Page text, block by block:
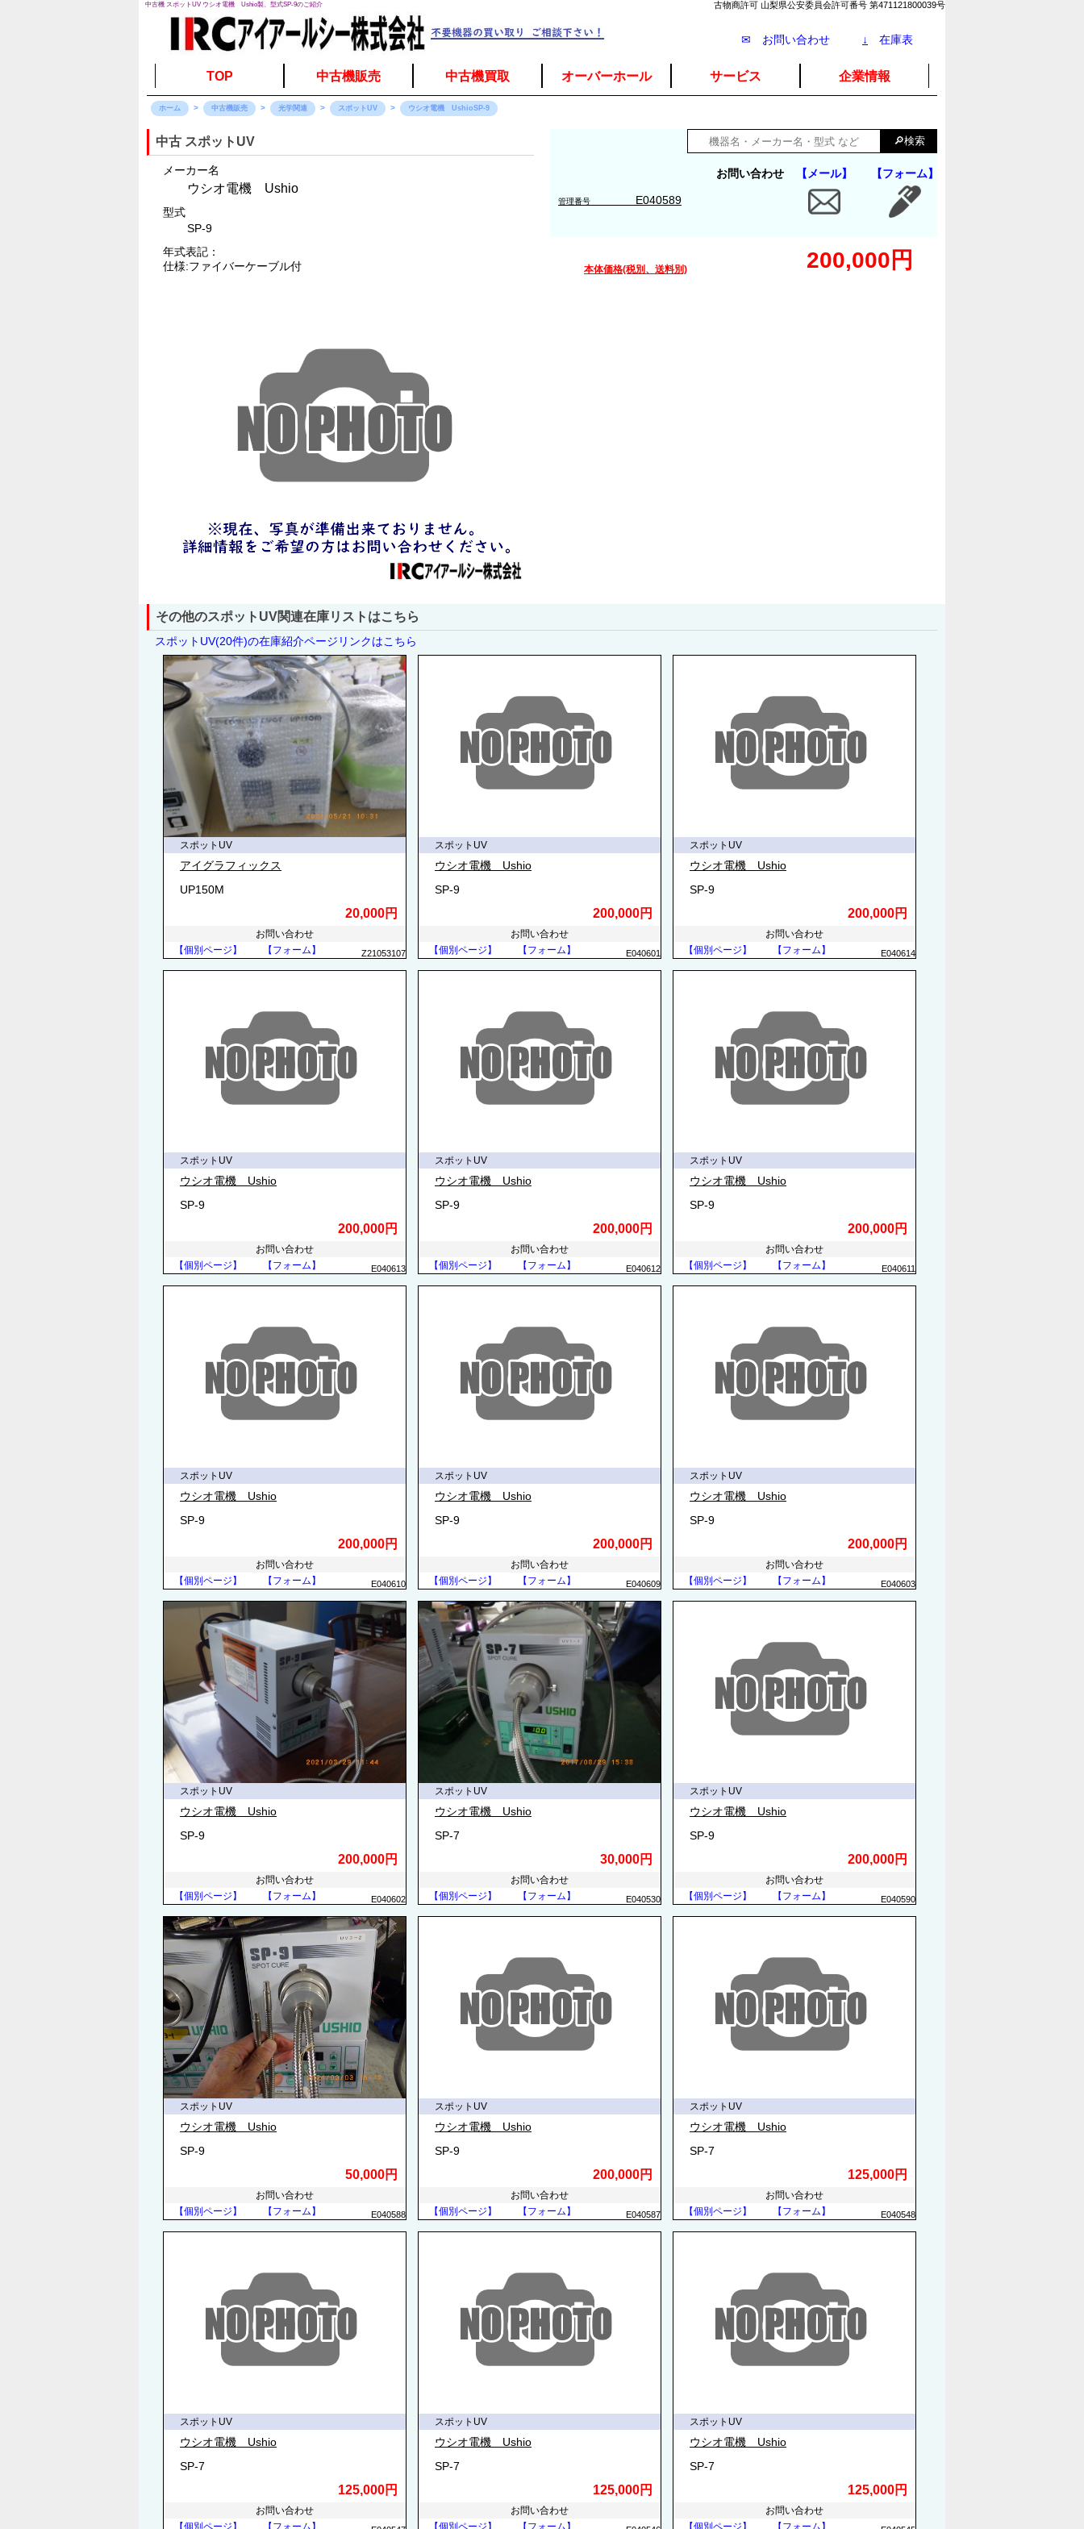
中古機 スポットUV ウシオ電機 Ushio製、型式SP-9のご紹介 古物商許可 山梨県公安委員会許可番号 第471121800039号
✉ お問い合わせ ↓ 在庫表
TOP 中古機販売 中古機買取 オーバーホール サービス 企業情報
ホーム 中古機販売 光学関連 スポットUV ウシオ電機 UshioSP-9
お問い合わせ 【メール】 【フォーム】
管理番号 E040589
中古 スポットUV
メーカー名
ウシオ電機 Ushio
型式
SP-9
年式表記：
仕様:ファイバーケーブル付
本体価格(税別、送料別) 200,000円
その他のスポットUV関連在庫リストはこちら
スポットUV(20件)の在庫紹介ページリンクはこちら
スポットUV
アイグラフィックス
UP150M
20,000円
お問い合わせ
【個別ページ】
【フォーム】 Z21053107
スポットUV
ウシオ電機 Ushio
SP-9
200,000円
お問い合わせ
【個別ページ】
【フォーム】 E040601
スポットUV
ウシオ電機 Ushio
SP-9
200,000円
お問い合わせ
【個別ページ】
【フォーム】 E040614
スポットUV
ウシオ電機 Ushio
SP-9
200,000円
お問い合わせ
【個別ページ】
【フォーム】 E040613
スポットUV
ウシオ電機 Ushio
SP-9
200,000円
お問い合わせ
【個別ページ】
【フォーム】 E040612
スポットUV
ウシオ電機 Ushio
SP-9
200,000円
お問い合わせ
【個別ページ】
【フォーム】 E040611
スポットUV
ウシオ電機 Ushio
SP-9
200,000円
お問い合わせ
【個別ページ】
【フォーム】 E040610
スポットUV
ウシオ電機 Ushio
SP-9
200,000円
お問い合わせ
【個別ページ】
【フォーム】 E040609
スポットUV
ウシオ電機 Ushio
SP-9
200,000円
お問い合わせ
【個別ページ】
【フォーム】 E040603
スポットUV
ウシオ電機 Ushio
SP-9
200,000円
お問い合わせ
【個別ページ】
【フォーム】 E040602
スポットUV
ウシオ電機 Ushio
SP-7
30,000円
お問い合わせ
【個別ページ】
【フォーム】 E040530
スポットUV
ウシオ電機 Ushio
SP-9
200,000円
お問い合わせ
【個別ページ】
【フォーム】 E040590
スポットUV
ウシオ電機 Ushio
SP-9
50,000円
お問い合わせ
【個別ページ】
【フォーム】 E040588
スポットUV
ウシオ電機 Ushio
SP-9
200,000円
お問い合わせ
【個別ページ】
【フォーム】 E040587
スポットUV
ウシオ電機 Ushio
SP-7
125,000円
お問い合わせ
【個別ページ】
【フォーム】 E040548
スポットUV
ウシオ電機 Ushio
SP-7
125,000円
お問い合わせ
【個別ページ】
【フォーム】
スポットUV
ウシオ電機 Ushio
SP-7
125,000円
お問い合わせ
【個別ページ】
【フォーム】
スポットUV
ウシオ電機 Ushio
SP-7
125,000円
お問い合わせ
【個別ページ】
【フォーム】